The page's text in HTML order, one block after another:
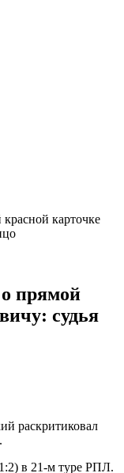
карточке
прямой
судья
раскритиковал
в 21-м туре РПЛ.